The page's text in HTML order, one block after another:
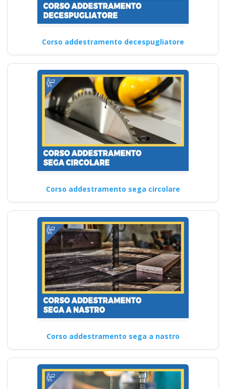
Corso addestramento decespugliatore
Corso addestramento sega circolare
Corso addestramento sega a nastro